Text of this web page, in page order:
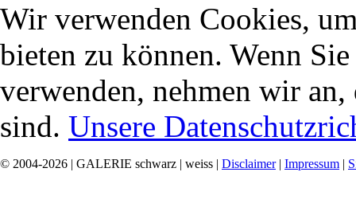
Wir verwenden Cookies,
bieten zu können. Wenn
verwenden, nehmen wir
sind. Unsere
© 2004-2026 | GALERIE schwarz | weiss | Disclaimer| Impressum |